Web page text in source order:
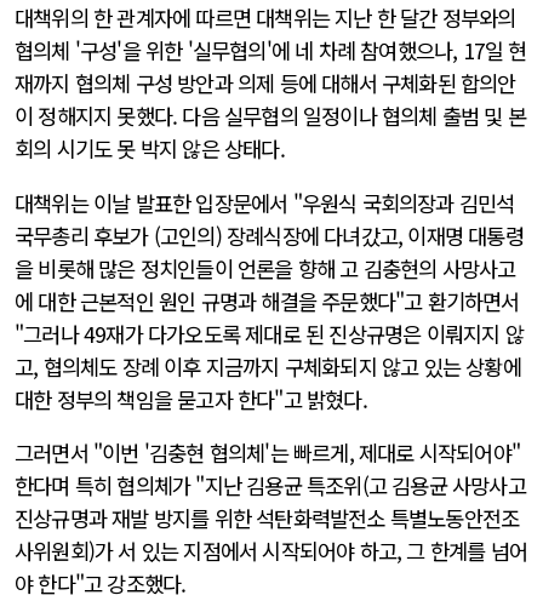
대책위의 한 관계자에 따르면 대책위는 지난 한 달간 정부와의
협의체 '구성'을 위한 '실무협의'에 네 차례 참여했으나, 17일 현
재까지 협의체 구성 방안과 의제 등에 대해서 구체화된 합의안
이 정해지지 못했다. 다음 실무협의 일정이나 협의체 출범 및 본
회의 시기도 못 박지 않은 상태다.
대책위는 이날 발표한 입장문에서 "우원식 국회의장과 김민석
국무총리 후보가 (고인의) 장례식장에 다녀갔고, 이재명 대통령
을 비롯해 많은 정치인들이 언론을 향해 고 김충현의 사망사고
에 대한 근본적인 원인 규명과 해결을 주문했다"고 환기하면서
"그러나 49재가 다가오도록 제대로 된 진상규명은 이뤄지지 않
고, 협의체도 장례 이후 지금까지 구체화되지 않고 있는 상황에
대한 정부의 책임을 묻고자 한다"고 밝혔다.
그러면서 "이번 '김충현 협의체'는 빠르게, 제대로 시작되어야"
한다며 특히 협의체가 "지난 김용균 특조위(고 김용균 사망사고
진상규명과 재발 방지를 위한 석탄화력발전소 특별노동안전조
사위원회)가 서 있는 지점에서 시작되어야 하고, 그 한계를 넘어
야 한다"고 강조했다.